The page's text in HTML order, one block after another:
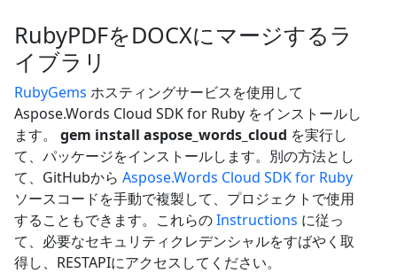
RubyPDFをDOCXにマージするラ
イブラリ
RubyGems ホスティングサービスを使用して
Aspose.Words Cloud SDK for Ruby をインストールし
ます。 gem install aspose_words_cloud を実行し
て、パッケージをインストールします。別の方法とし
て、GitHubから Aspose.Words Cloud SDK for Ruby
ソースコードを手動で複製して、プロジェクトで使用
することもできます。これらのInstructions に従っ
て、必要なセキュリティクレデンシャルをすばやく取
得し、RESTAPIにアクセスしてください。